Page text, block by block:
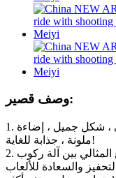
وصف قصير:
1. تصميم حصري للمنتجات ، جميل وسخي ، شكل جميل ، إضاءة
ملونة ، جذابة للغاية!
2. الجمع المثالي بين آلة ركوب kiddie وألعاب كرة الرماية ، يستمتع
والسعادة للألعاب